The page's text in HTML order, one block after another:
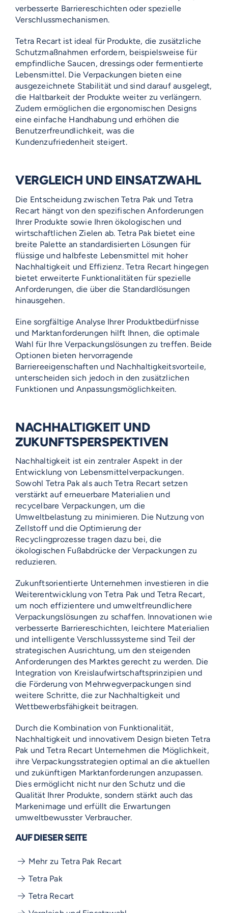
verbesserte Barriereschichten oder spezielle
Verschlussmechanismen.
Tetra Recart ist ideal für Produkte, die zusätzliche
Schutzmaßnahmen erfordern, beispielsweise für
empfindliche Saucen, dressings oder fermentierte
Lebensmittel. Die Verpackungen bieten eine
ausgezeichnete Stabilität und sind darauf ausgelegt,
die Haltbarkeit der Produkte weiter zu verlängern.
Zudem ermöglichen die ergonomischen Designs
eine einfache Handhabung und erhöhen die
Benutzerfreundlichkeit, was die
Kundenzufriedenheit steigert.
VERGLEICH UND EINSATZWAHL
Die Entscheidung zwischen Tetra Pak und Tetra
Recart hängt von den spezifischen Anforderungen
Ihrer Produkte sowie Ihren ökologischen und
wirtschaftlichen Zielen ab. Tetra Pak bietet eine
breite Palette an standardisierten Lösungen für
flüssige und halbfeste Lebensmittel mit hoher
Nachhaltigkeit und Effizienz. Tetra Recart hingegen
bietet erweiterte Funktionalitäten für spezielle
Anforderungen, die über die Standardlösungen
hinausgehen.
Eine sorgfältige Analyse Ihrer Produktbedürfnisse
und Marktanforderungen hilft Ihnen, die optimale
Wahl für Ihre Verpackungslösungen zu treffen. Beide
Optionen bieten hervorragende
Barriereeigenschaften und Nachhaltigkeitsvorteile,
unterscheiden sich jedoch in den zusätzlichen
Funktionen und Anpassungsmöglichkeiten.
NACHHALTIGKEIT UND
ZUKUNFTSPERSPEKTIVEN
Nachhaltigkeit ist ein zentraler Aspekt in der
Entwicklung von Lebensmittelverpackungen.
Sowohl Tetra Pak als auch Tetra Recart setzen
verstärkt auf erneuerbare Materialien und
recycelbare Verpackungen, um die
Umweltbelastung zu minimieren. Die Nutzung von
Zellstoff und die Optimierung der
Recyclingprozesse tragen dazu bei, die
ökologischen Fußabdrücke der Verpackungen zu
reduzieren.
Zukunftsorientierte Unternehmen investieren in die
Weiterentwicklung von Tetra Pak und Tetra Recart,
um noch effizientere und umweltfreundlichere
Verpackungslösungen zu schaffen. Innovationen wie
verbesserte Barriereschichten, leichtere Materialien
und intelligente Verschlusssysteme sind Teil der
strategischen Ausrichtung, um den steigenden
Anforderungen des Marktes gerecht zu werden. Die
Integration von Kreislaufwirtschaftsprinzipien und
die Förderung von Mehrwegverpackungen sind
weitere Schritte, die zur Nachhaltigkeit und
Wettbewerbsfähigkeit beitragen.
Durch die Kombination von Funktionalität,
Nachhaltigkeit und innovativem Design bieten Tetra
Pak und Tetra Recart Unternehmen die Möglichkeit,
ihre Verpackungsstrategien optimal an die aktuellen
und zukünftigen Marktanforderungen anzupassen.
Dies ermöglicht nicht nur den Schutz und die
Qualität Ihrer Produkte, sondern stärkt auch das
Markenimage und erfüllt die Erwartungen
umweltbewusster Verbraucher.
AUF DIESER SEITE
Mehr zu Tetra Pak Recart
Tetra Pak
Tetra Recart